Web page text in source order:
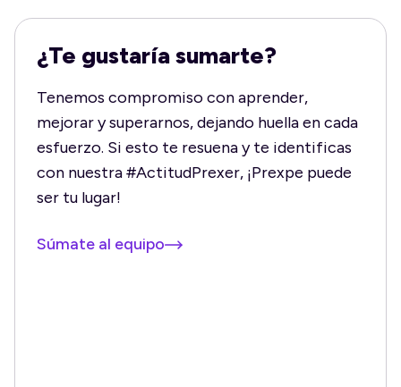
¿Te gustaría sumarte?
Tenemos compromiso con aprender,
mejorar y superarnos, dejando huella en cada
esfuerzo. Si esto te resuena y te identificas
con nuestra #ActitudPrexer, ¡Prexpe puede
ser tu lugar!
Súmate al equipo